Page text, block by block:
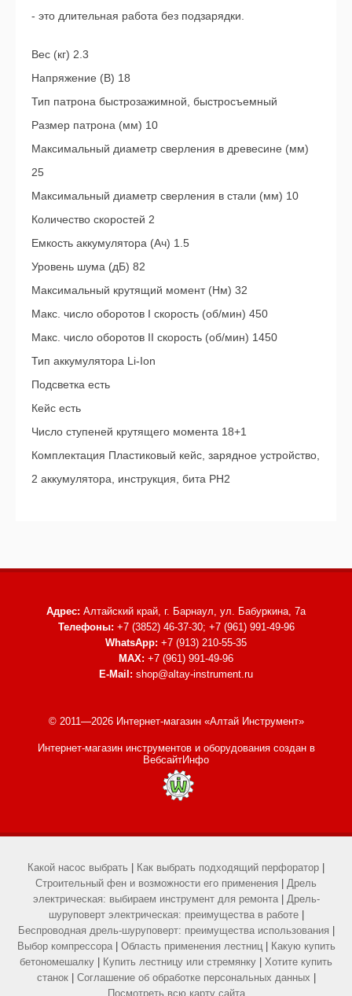
- это длительная работа без подзарядки.
Вес (кг) 2.3
Напряжение (В) 18
Тип патрона быстрозажимной, быстросъемный
Размер патрона (мм) 10
Максимальный диаметр сверления в древесине (мм)
25
Максимальный диаметр сверления в стали (мм) 10
Количество скоростей 2
Емкость аккумулятора (Ач) 1.5
Уровень шума (дБ) 82
Максимальный крутящий момент (Нм) 32
Макс. число оборотов I скорость (об/мин) 450
Макс. число оборотов II скорость (об/мин) 1450
Тип аккумулятора Li-Ion
Подсветка есть
Кейс есть
Число ступеней крутящего момента 18+1
Комплектация Пластиковый кейс, зарядное устройство,
2 аккумулятора, инструкция, бита PH2
Адрес: Алтайский край, г. Барнаул, ул. Бабуркина, 7а
Телефоны: +7 (3852) 46-37-30; +7 (961) 991-49-96
WhatsApp: +7 (913) 210-55-35
MAX: +7 (961) 991-49-96
E-Mail: shop@altay-instrument.ru
© 2011—2026 Интернет-магазин «Алтай Инструмент»
Интернет-магазин инструментов и оборудованиясоздан в
ВебсайтИнфо
Какой насос выбрать Как выбрать подходящий перфоратор
Строительный фен и возможности его применения
Дрель
электрическая: выбираем инструмент для ремонта| Дрель-
шуруповерт электрическая: преимущества в работе|
Беспроводная дрель-шуруповерт: преимущества использования
Выбор компрессора| Область применения лестниц|
Какую купить
бетономешалку
Купить лестницу или стремянку
Хотите купить
станок| Соглашение об обработке персональных данных
Посмотреть всю карту сайта